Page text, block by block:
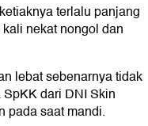
terlalu panjang
nekat nongol dan
lebat sebenarnya tidak
dari DNI Skin
pada saat mandi.